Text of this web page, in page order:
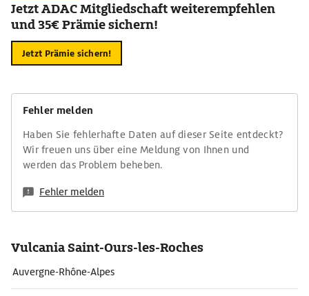
Jetzt ADAC Mitgliedschaft weiterempfehlen
und 35€ Prämie sichern!
Jetzt Prämie sichern!
Fehler melden
Haben Sie fehlerhafte Daten auf dieser Seite entdeckt?
Wir freuen uns über eine Meldung von Ihnen und
werden das Problem beheben.
Fehler melden
Vulcania Saint-Ours-les-Roches
Auvergne-Rhône-Alpes